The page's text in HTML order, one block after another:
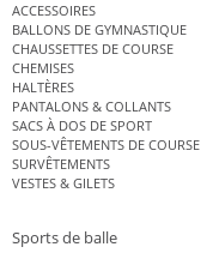
ACCESSOIRES
BALLONS DE GYMNASTIQUE
CHAUSSETTES DE COURSE
CHEMISES
HALTÈRES
PANTALONS & COLLANTS
SACS À DOS DE SPORT
SOUS-VÊTEMENTS DE COURSE
SURVÊTEMENTS
VESTES & GILETS
Sports de balle